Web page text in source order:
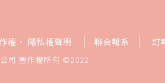
權 · 隱私權聲明 聯合報系 訂
司 著作權所有 ©2022